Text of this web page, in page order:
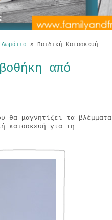
»
Παιδική Κατασκευή
από
θα μαγνητίζει τα βλέμματα
κατασκευή για τη